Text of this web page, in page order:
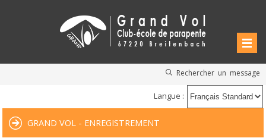
Rechercher un message
Langue :
GRAND VOL - ENREGISTREMENT